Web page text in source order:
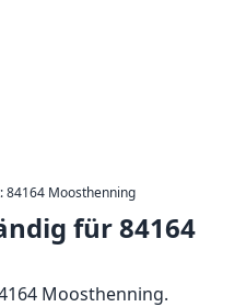
84164 Moosthenning
für 84164
Moosthenning.